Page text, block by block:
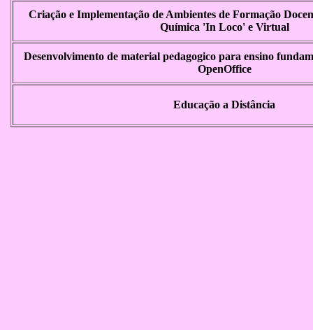
Criação e Implementação de Ambientes de Formação
Química 'In Loco' e Virtual
Desenvolvimento de material pedagogico para ensino
OpenOffice
Educação a Distância